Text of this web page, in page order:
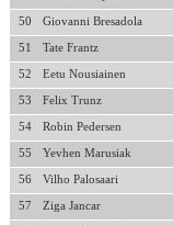
50 Giovanni Bresadola
51 Tate Frantz
52 Eetu Nousiainen
53 Felix Trunz
54 Robin Pedersen
55 Yevhen Marusiak
56 Vilho Palosaari
57 Ziga Jancar